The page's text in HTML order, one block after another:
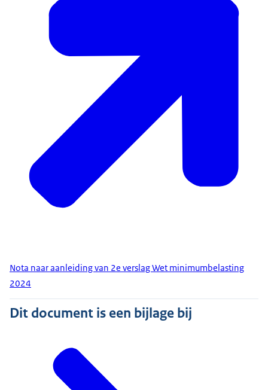
Nota naar aanleiding van 2e verslag Wet minimumbelasting
2024
Dit document is een bijlage bij